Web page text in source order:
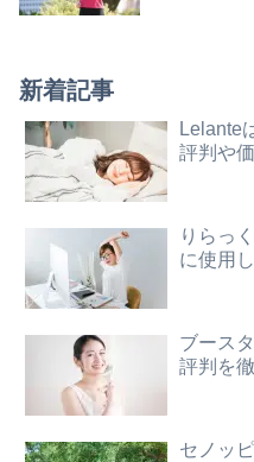
新着記事
Lelante
評判や
りらっ
に使用
ブース
評判を
セノッ